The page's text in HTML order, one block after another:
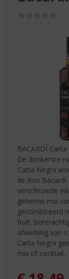
BACARDÍ
De donkerste
Carta Negra
de Ron
verschroeide
geheime mix
gecombineerd
fruit,
afwerking van
Carta Negra
mix of cocktail.